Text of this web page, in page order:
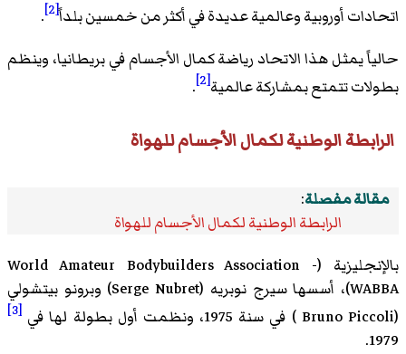
اتحادات أوروبية وعالمية عديدة في أكثر من خمسين بلداً[2]
.
حالياً يمثل هذا الاتحاد رياضة كمال الأجسام في بريطانيا، وينظم
بطولات تتمتع بمشاركة عالمية[2]
.
الرابطة الوطنية لكمال الأجسام للهواة
مقالة مفصلة:
الرابطة الوطنية لكمال الأجسام للهواة
بالإنجليزية (World Amateur Bodybuilders Association -
WABBA)، أسسها
سيرج نوبريه (Serge Nubret) و
برونو بيتشولي
(Bruno Piccoli ) في سنة 1975، ونظمت أول بطولة لها في
[3]
1979.